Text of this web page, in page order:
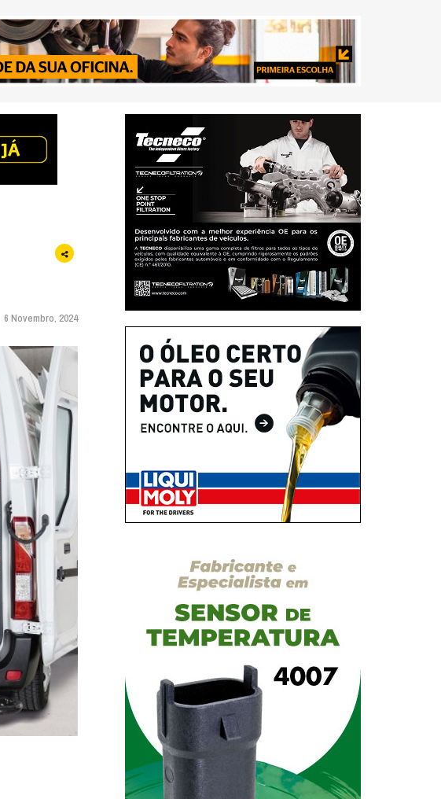
6 Novembro, 2024